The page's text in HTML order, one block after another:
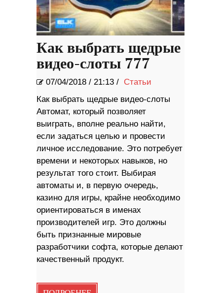
Как выбрать щедрые
видео-слоты 777
07/04/2018 / 21:13 / Статьи
Как выбрать щедрые видео-слоты
Автомат, который позволяет
выиграть, вполне реально найти,
если задаться целью и провести
личное исследование. Это потребует
времени и некоторых навыков, но
результат того стоит. Выбирая
автоматы и, в первую очередь,
казино для игры, крайне необходимо
ориентироваться в именах
производителей игр. Это должны
быть признанные мировые
разработчики софта, которые делают
качественный продукт.